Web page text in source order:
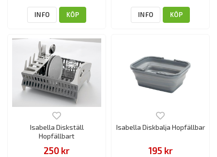
INFO KÖP INFO KÖP
Isabella Diskställ
Hopfällbart
250 kr
Isabella Diskbalja Hopfällbar
195 kr